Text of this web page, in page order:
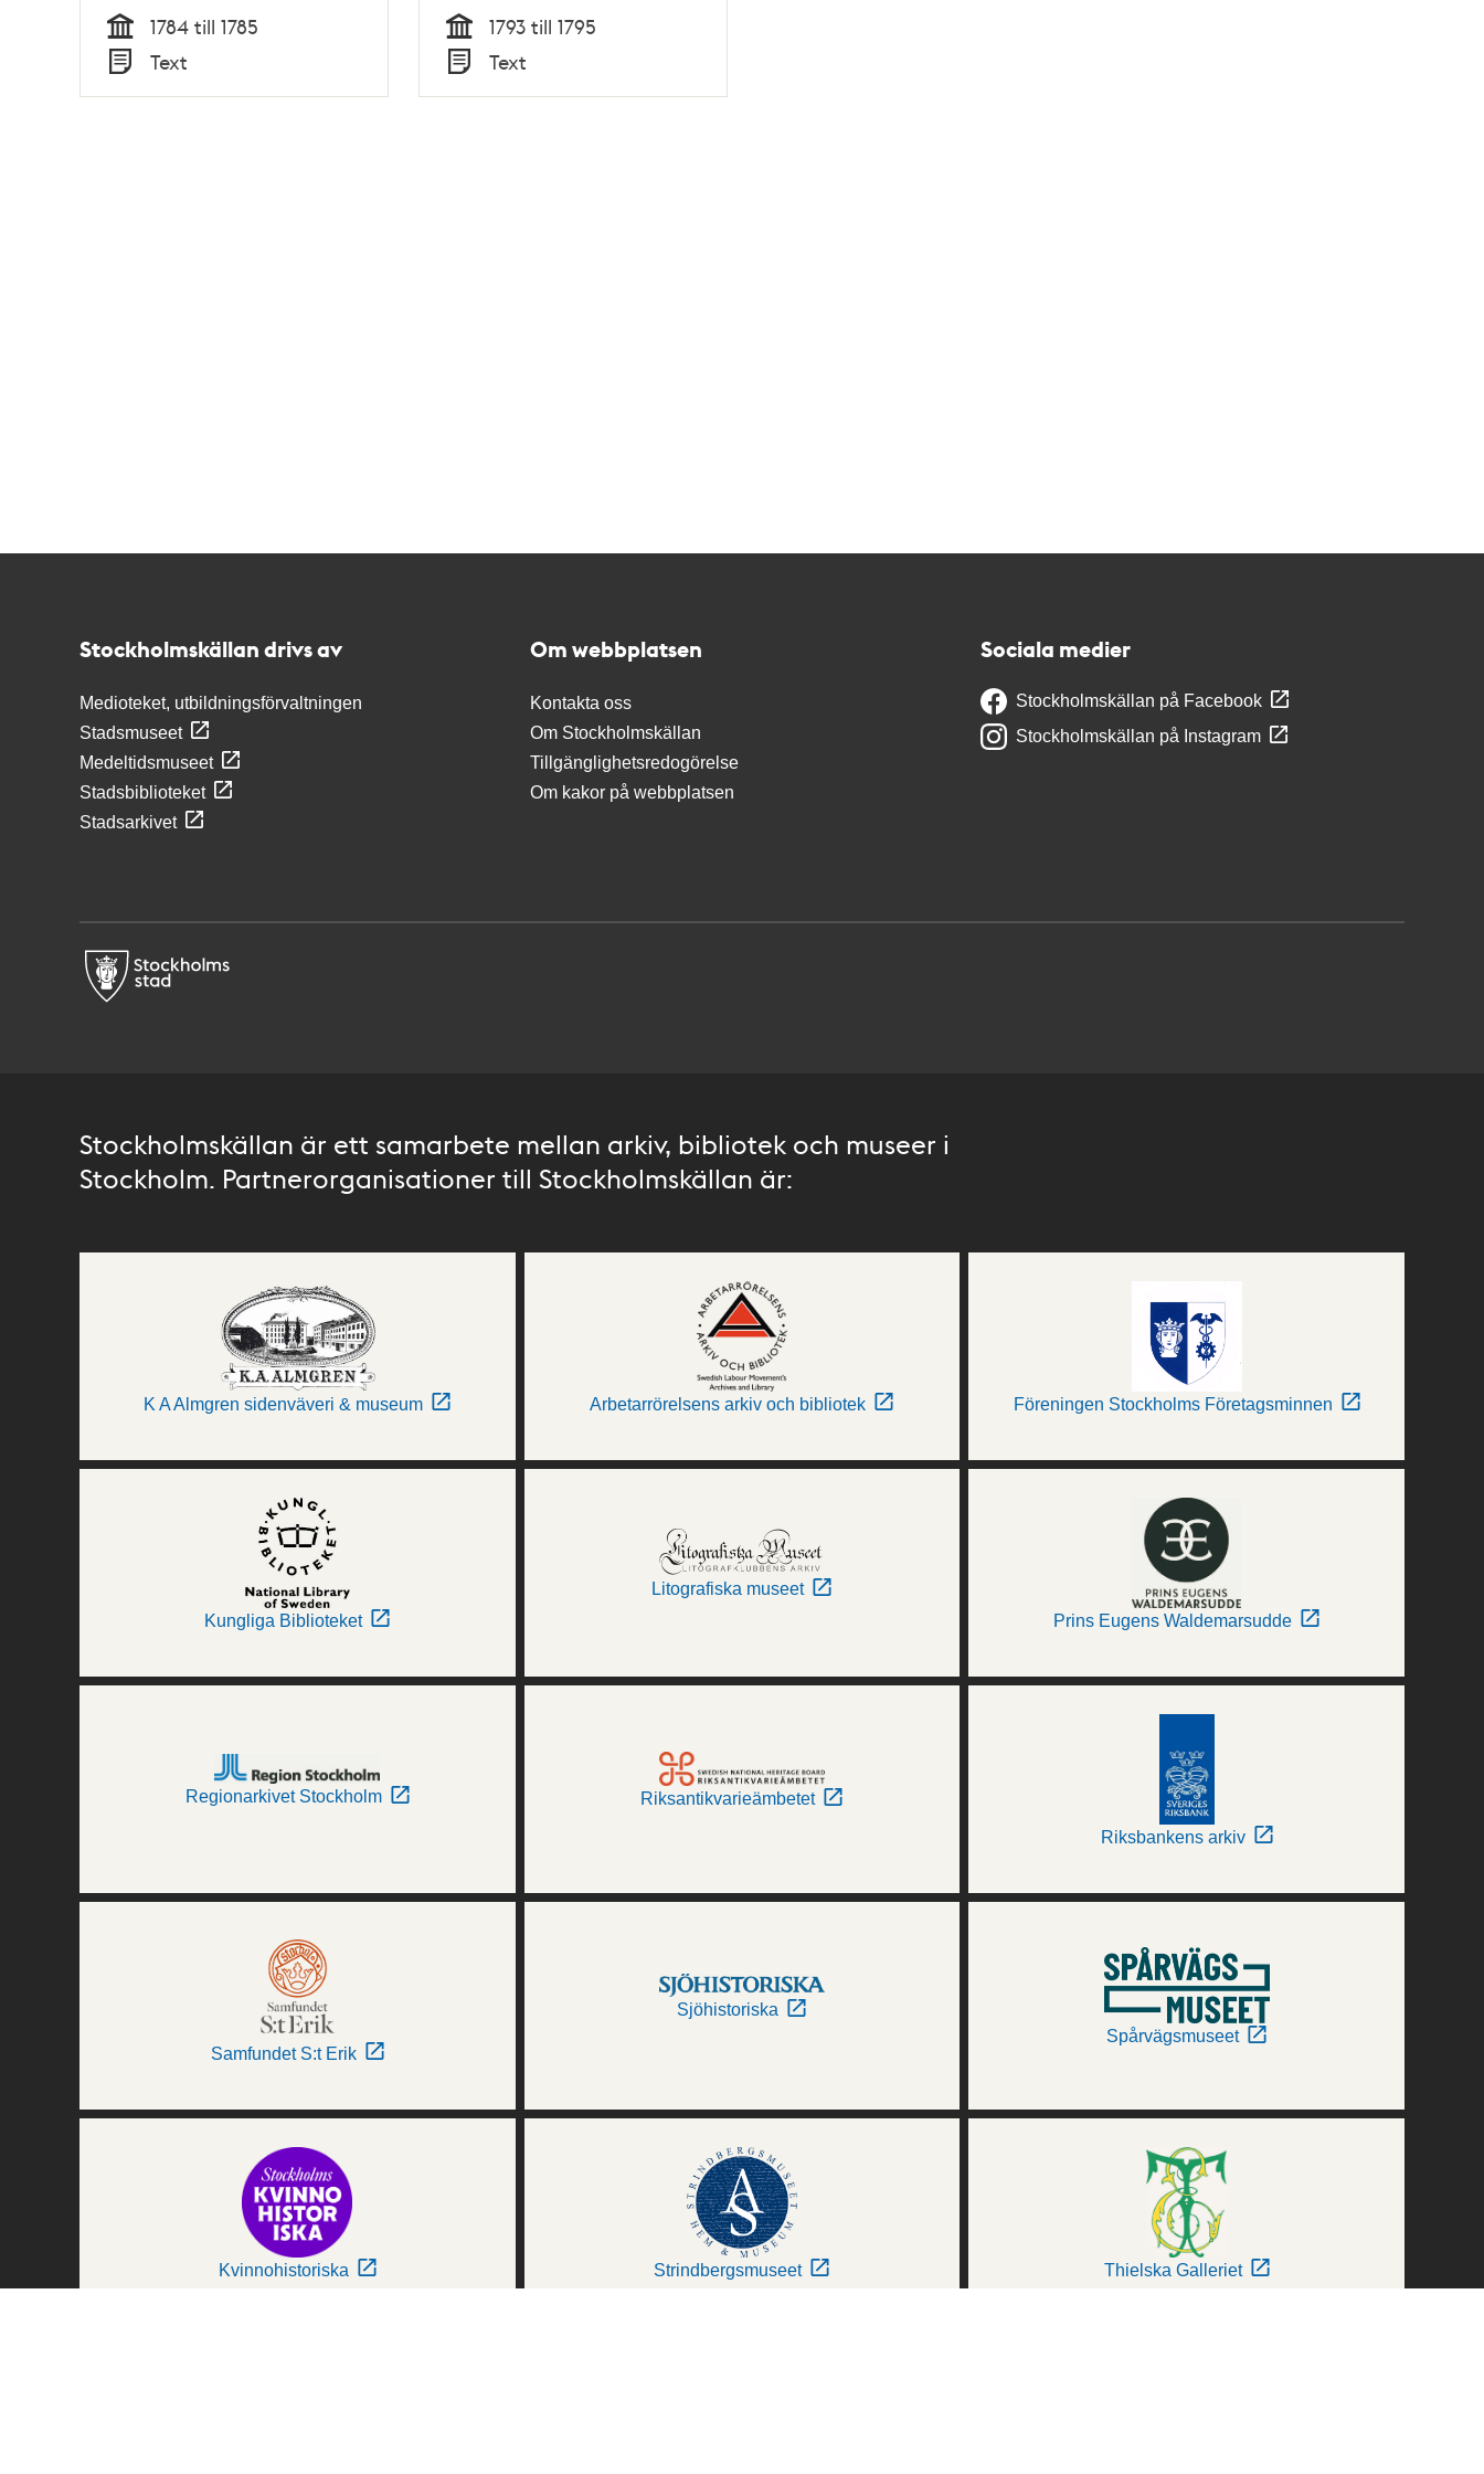
Tid
1784 till 1785
Typ
Text Tid
1793 till 1795
Typ
Text
Stockholmskällan drivs av
Medioteket, utbildningsförvaltningen
Stadsmuseet
Medeltidsmuseet
Stadsbiblioteket
Stadsarkivet
Om webbplatsen
Kontakta oss
Om Stockholmskällan
Tillgänglighetsredogörelse
Om kakor på webbplatsen
Sociala medier
Stockholmskällan på Facebook
Stockholmskällan på Instagram
Stockholmskällan är ett samarbete mellan arkiv, bibliotek och museer i
Stockholm. Partnerorganisationer till Stockholmskällan är:
K A Almgren sidenväveri & museum Arbetarrörelsens arkiv och bibliotek Föreningen Stockholms Företagsminnen
Kungliga Biblioteket
Litografiska museet
Prins Eugens Waldemarsudde
Regionarkivet Stockholm Riksantikvarieämbetet
Riksbankens arkiv
Samfundet S:t Erik
Sjöhistoriska
Spårvägsmuseet
Kvinnohistoriska Strindbergsmuseet Thielska Galleriet